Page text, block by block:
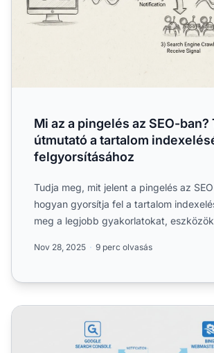
Mi az a pingelés az SEO-ban?
útmutató a tartalom
felgyorsításához
Tudja meg, mit jelent a pingelés az
hogyan gyorsítja fel a tartalom
meg a legjobb gyakorlatokat,
Nov 28, 2025 9 perc olvasás
Milyen eszközök használhatók